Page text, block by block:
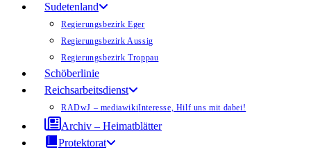
Sudetenland
Regierungsbezirk Eger
Regierungsbezirk Aussig
Regierungsbezirk Troppau
Schöberlinie
Reichsarbeitsdienst
RADwJ – mediawikiInteresse, Hilf uns mit dabei!
Archiv – Heimatblätter
Protektorat